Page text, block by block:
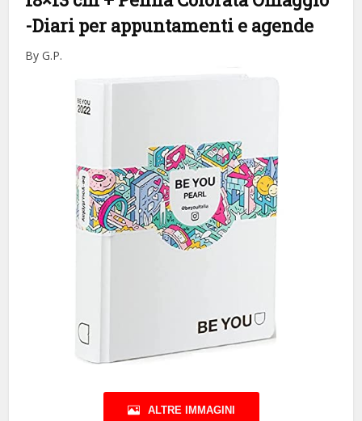
-Diari per appuntamenti e agende
By G.P.
ALTRE IMMAGINI